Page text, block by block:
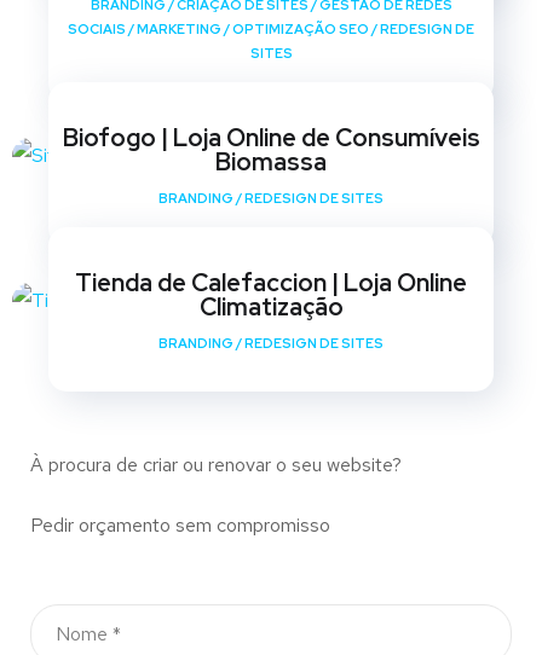
BRANDING /CRIAÇÃO DE SITES /GESTÃO DE REDES
SOCIAIS /MARKETING /OPTIMIZAÇÃO SEO /REDESIGN DE
SITES
Biofogo | Loja Online de Consumíveis
Biomassa
BRANDING /REDESIGN DE SITES
Tienda de Calefaccion | Loja Online
Climatização
BRANDING /REDESIGN DE SITES
À procura de criar ou renovar o seu website?
Pedir orçamento sem compromisso